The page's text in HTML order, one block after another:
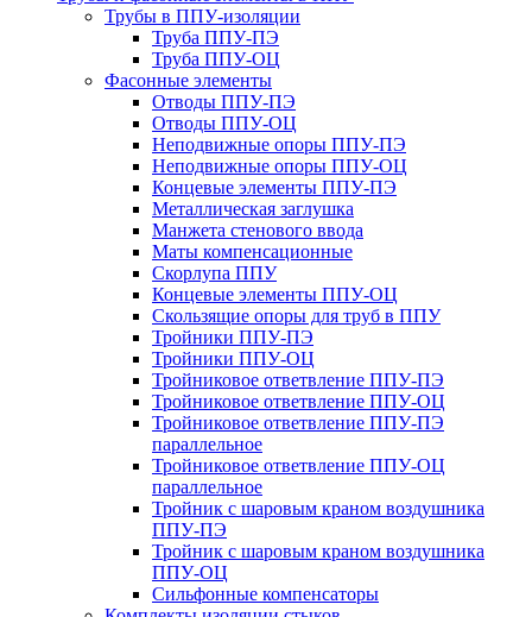
Трубы в ППУ-изоляции
Труба ППУ-ПЭ
Труба ППУ-ОЦ
Фасонные элементы
Отводы ППУ-ПЭ
Отводы ППУ-ОЦ
Неподвижные опоры ППУ-ПЭ
Неподвижные опоры ППУ-ОЦ
Концевые элементы ППУ-ПЭ
Металлическая заглушка
Манжета стенового ввода
Маты компенсационные
Скорлупа ППУ
Концевые элементы ППУ-ОЦ
Скользящие опоры для труб в ППУ
Тройники ППУ-ПЭ
Тройники ППУ-ОЦ
Тройниковое ответвление ППУ-ПЭ
Тройниковое ответвление ППУ-ОЦ
Тройниковое ответвление ППУ-ПЭ
параллельное
Тройниковое ответвление ППУ-ОЦ
параллельное
Тройник с шаровым краном воздушника
ППУ-ПЭ
Тройник с шаровым краном воздушника
ППУ-ОЦ
Сильфонные компенсаторы